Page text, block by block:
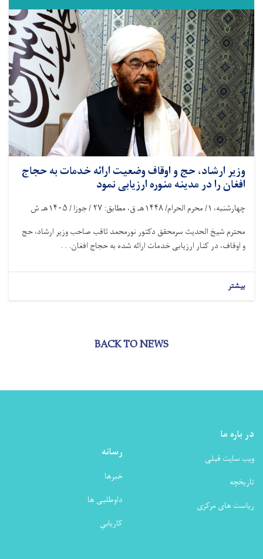
وزیر ارشاد، حج و اوقاف وضعیت ارائه خدمات به حجاج
افغان را در مدینه منوره ارزیابی نمود
چهارشنبه، ۱/ محرم الحرام/۱۴۴۸هـ ق، مطابق: ۲۷ / جوزا /۱۴۰۵هـ ش
محترم شیخ ‌الحدیث سرمحقق دکتور نورمحمد ثاقب صاحب وزیر ارشاد، حج
و اوقاف، در کنار ارزیابی خدمات ارائه ‌شده به حجاج افغان. . .
بیشتر
BACK TO NEWS
در باره ما
ویب سایت قبلی
تاریخچه
ریاست های مرکزی
رسانه
خبرها
داوطلبی ها
كاريابي